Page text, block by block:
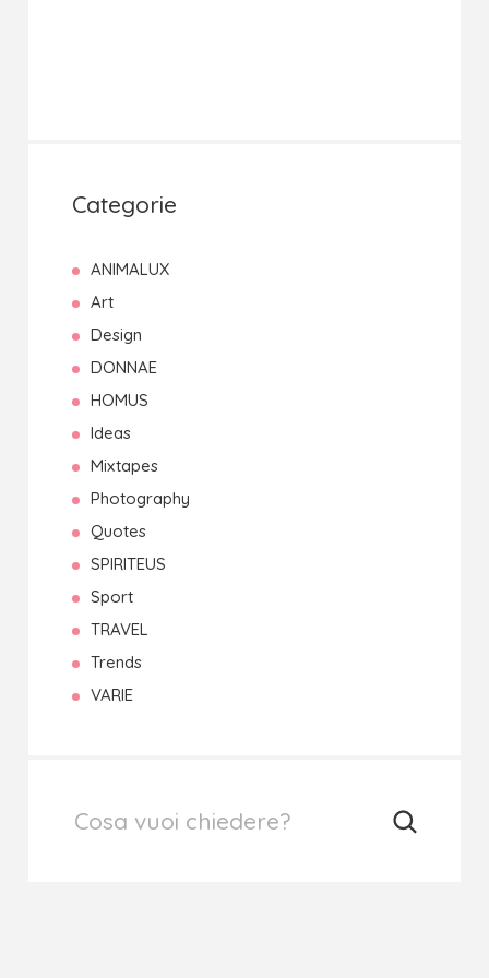
Categorie
ANIMALUX
Art
Design
DONNAE
HOMUS
Ideas
Mixtapes
Photography
Quotes
SPIRITEUS
Sport
TRAVEL
Trends
VARIE